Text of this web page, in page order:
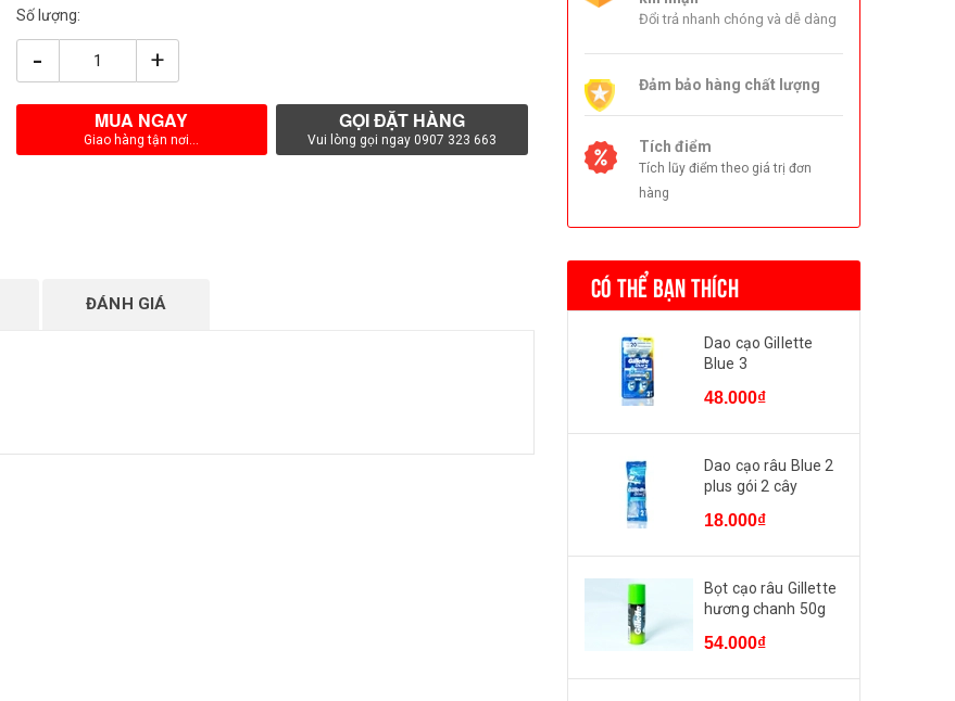
Số lượng:
- +
MUA NGAY
Giao hàng tận nơi...
GỌI ĐẶT HÀNG
Vui lòng gọi ngay 0907 323 663
ĐÁNH GIÁ
Đổi trả nhanh chóng và dễ dàng
Đảm bảo hàng chất lượng
Tích điểm
Tích lũy điểm theo giá trị đơn
hàng
CÓ THỂ BẠN THÍCH
Dao cạo Gillette
Blue 3
48.000₫
Dao cạo râu Blue 2
plus gói 2 cây
18.000₫
Bọt cạo râu Gillette
hương chanh 50g
54.000₫